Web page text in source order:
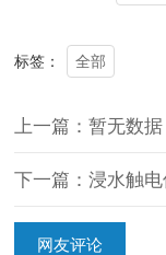
标签： 全部
上一篇：暂无数据
下一篇：浸水触
网友评论